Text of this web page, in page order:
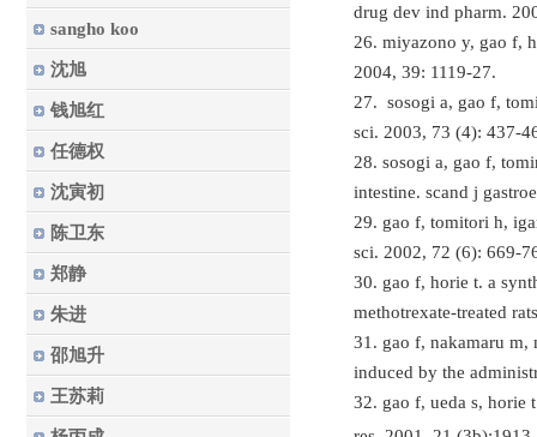
sangho koo
沈旭
钱旭红
任德权
沈寅初
陈卫东
郑静
朱进
邵旭升
王苏莉
drug dev ind pharm.
26. miyazono y, gao f,
2004, 39: 1119-27.
27. sosogi a, gao f,
sci. 2003, 73 (4): 437-
28. sosogi a, gao f,
intestine. scand j
29. gao f, tomitori h,
sci. 2002, 72 (6): 669-
30. gao f, horie t. a
methotrexate-treated
31. gao f, nakamaru m,
induced by the
32. gao f, ueda s, horie